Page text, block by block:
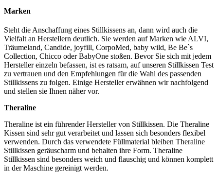
Marken
Steht die Anschaffung eines Stillkissens an, dann wird auch die
Vielfalt an Herstellern deutlich. Sie werden auf Marken wie ALVI,
Träumeland, Candide, joyfill, CorpoMed, baby wild, Be Be`s
Collection, Chicco oder BabyOne stoßen. Bevor Sie sich mit jedem
Hersteller einzeln befassen, ist es ratsam, auf unseren Stillkissen Test
zu vertrauen und den Empfehlungen für die Wahl des passenden
Stillkissens zu folgen. Einige Hersteller erwähnen wir nachfolgend
und stellen sie Ihnen näher vor.
Theraline
Theraline ist ein führender Hersteller von Stillkissen. Die Theraline
Kissen sind sehr gut verarbeitet und lassen sich besonders flexibel
verwenden. Durch das verwendete Füllmaterial bleiben Theraline
Stillkissen geräuscharm und behalten ihre Form. Theraline
Stillkissen sind besonders weich und flauschig und können komplett
in der Maschine gereinigt werden.